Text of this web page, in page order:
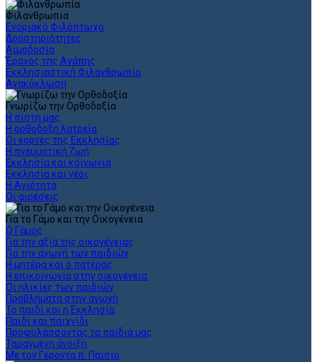
Φιλανθρωπία
Ενοριακό Φιλόπτωχο
Δραστηριότητες
Αιμοδοσία
Έρανος της Αγάπης
Εκκλησιαστική Φιλανθρωπία
Ανακύκλωση
Γνωρίζω την Ορθοδοξία
Η πίστη μας
Η ορθόδοξη λατρεία
Οι εορτές της Εκκλησίας
Η πνευματική ζωή
Εκκλησία και κοινωνία
Εκκλησία και νέοι
Η Αγιότητα
Οι αιρέσεις
Για το Γάμο και την Οικογένεια
Ο Γάμος
Για την αξία της οικογένειας
Για την αγωγή των παιδιών
Η μητέρα και ο πατέρας
Η επικοινωνία στην οικογένεια
Οι ηλικίες των παιδιών
Προβλήματα στην αγωγή
Το παιδί και η Εκκλησία
Παιδί και παιχνίδι
Προφυλάσσοντας τα παιδιά μας
Ταραγμένη άνοιξη
Με τον Γέροντα π. Παϊσιο